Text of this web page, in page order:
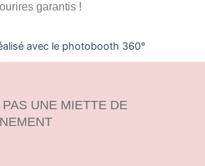
garantis !
UNE MIETTE DE